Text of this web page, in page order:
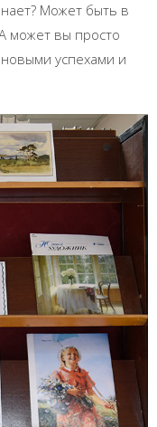
Может быть в
может вы просто
успехами и